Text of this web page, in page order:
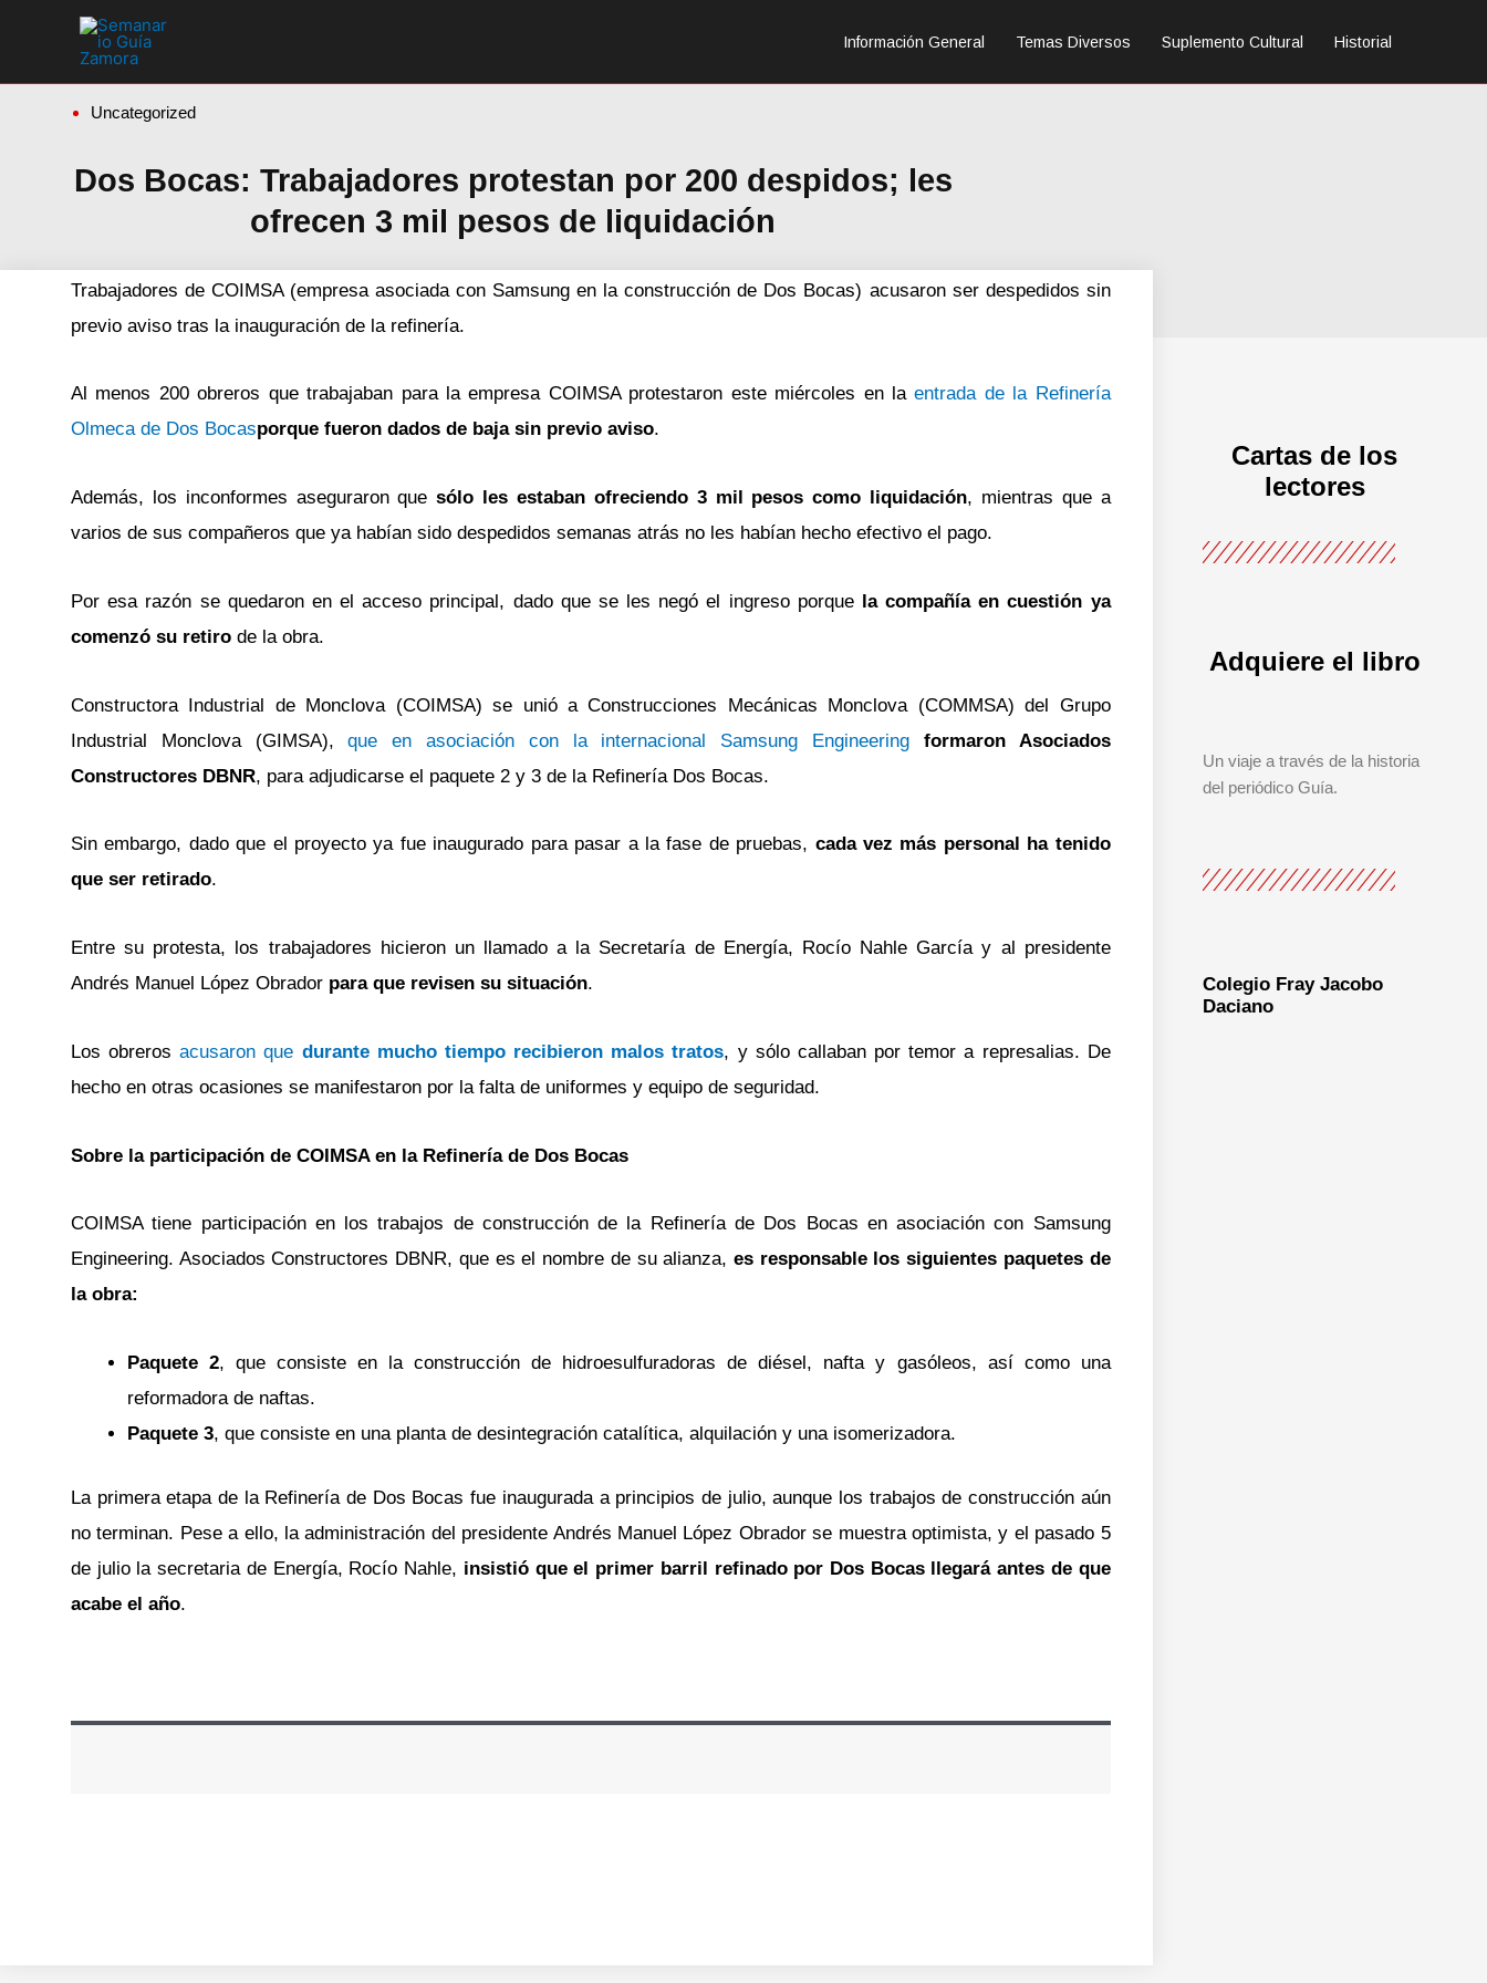
Información General Temas Diversos Suplemento Cultural Historial
Uncategorized
Dos Bocas: Trabajadores protestan por 200 despidos; les
ofrecen 3 mil pesos de liquidación
Trabajadores de COIMSA (empresa asociada con Samsung en la construcción de Dos Bocas) acusaron ser despedidos sin
previo aviso tras la inauguración de la refinería.
Al menos 200 obreros que trabajaban para la empresa COIMSA protestaron este miércoles en laentrada de la Refinería
Olmeca de Dos Bocasporque fueron dados de baja sin previo aviso.
Además, los inconformes aseguraron quesólo les estaban ofreciendo 3 mil pesos como liquidación, mientras que a
varios de sus compañeros que ya habían sido despedidos semanas atrás no les habían hecho efectivo el pago.
Por esa razón se quedaron en el acceso principal, dado que se les negó el ingreso porque la compañía en cuestión ya
comenzó su retiro de la obra.
Constructora Industrial de Monclova (COIMSA) se unió a Construcciones Mecánicas Monclova (COMMSA) del Grupo
Industrial Monclova (GIMSA),que en asociación con la internacional Samsung Engineering formaron Asociados
Constructores DBNR, para adjudicarse el paquete 2 y 3 de la Refinería Dos Bocas.
Sin embargo, dado que el proyecto ya fue inaugurado para pasar a la fase de pruebas, cada vez más personal ha tenido
que ser retirado.
Entre su protesta, los trabajadores hicieron un llamado a la Secretaría de Energía, Rocío Nahle García y al presidente
Andrés Manuel López Obrador para que revisen su situación.
Los obrerosacusaron que durante mucho tiempo recibieron malos tratos, y sólo callaban por temor a represalias. De
hecho en otras ocasiones se manifestaron por la falta de uniformes y equipo de seguridad.
Sobre la participación de COIMSA en la Refinería de Dos Bocas
COIMSA tiene participación en los trabajos de construcción de la Refinería de Dos Bocas en asociación con Samsung
Engineering. Asociados Constructores DBNR, que es el nombre de su alianza,es responsable los siguientes paquetes de
la obra:
Paquete 2, que consiste en la construcción de hidroesulfuradoras de diésel, nafta y gasóleos, así como una
reformadora de naftas.
Paquete 3, que consiste en una planta de desintegración catalítica, alquilación y una isomerizadora.
La primera etapa de la Refinería de Dos Bocas fue inaugurada a principios de julio, aunque los trabajos de construcción aún
no terminan. Pese a ello, la administración del presidente Andrés Manuel López Obrador se muestra optimista, y el pasado 5
de julio la secretaria de Energía, Rocío Nahle, insistió que el primer barril refinado por Dos Bocas llegará antes de que
acabe el año.
Cartas de los
lectores
Adquiere el libro
Un viaje a través de la historia
del periódico Guía.
Colegio Fray Jacobo
Daciano